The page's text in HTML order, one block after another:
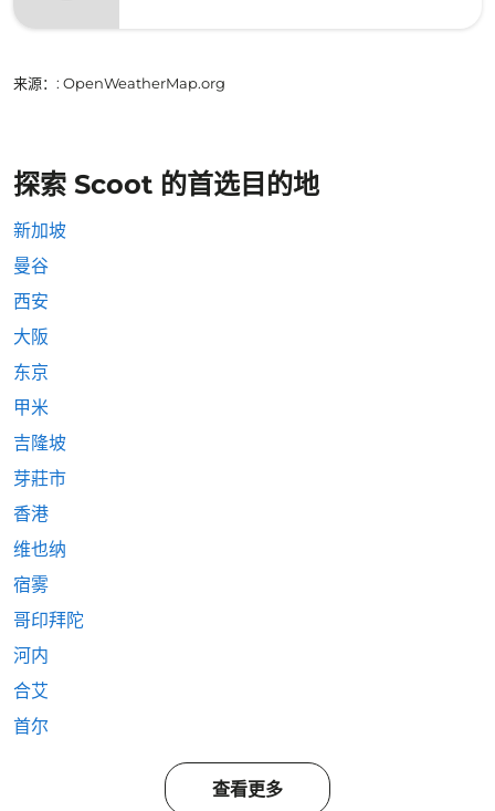
来源： : OpenWeatherMap.org
探索 Scoot 的首选目的地
新加坡
曼谷
西安
大阪
东京
甲米
吉隆坡
芽莊市
香港
维也纳
宿雾
哥印拜陀
河内
合艾
首尔
查看更多